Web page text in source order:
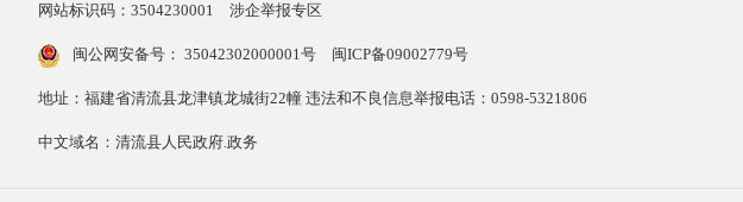
网站标识码：3504230001 涉企举报专区
闽公网安备号： 35042302000001号 闽ICP备09002779号
地址：福建省清流县龙津镇龙城街22幢 违法和不良信息举报电话：0598-5321806
中文域名：清流县人民政府.政务